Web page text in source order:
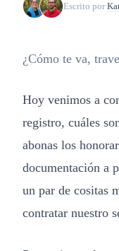
Escrito por
¿Cómo te va,
Hoy venimos a
registro, cuáles
abonas los
documentación a
un par de cositas
contratar nuestro